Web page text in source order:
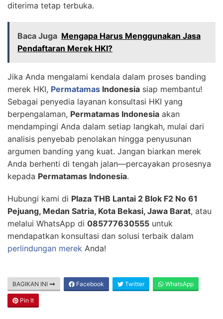
diterima tetap terbuka.
Baca Juga Mengapa Harus Menggunakan Jasa
Pendaftaran Merek HKI?
Jika Anda mengalami kendala dalam proses banding
merek HKI, Permatamas Indonesia siap membantu!
Sebagai penyedia layanan konsultasi HKI yang
berpengalaman, Permatamas Indonesia akan
mendampingi Anda dalam setiap langkah, mulai dari
analisis penyebab penolakan hingga penyusunan
argumen banding yang kuat. Jangan biarkan merek
Anda berhenti di tengah jalan—percayakan prosesnya
kepada Permatamas Indonesia.
Hubungi kami di Plaza THB Lantai 2 Blok F2 No 61
Pejuang, Medan Satria, Kota Bekasi, Jawa Barat, atau
melalui WhatsApp di 085777630555 untuk
mendapatkan konsultasi dan solusi terbaik dalam
perlindungan merek Anda!
BAGIKAN INI Facebook Twitter WhatsApp
Pin It